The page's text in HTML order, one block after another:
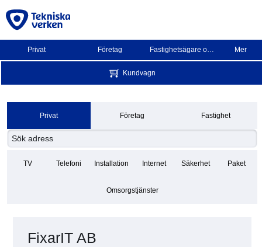
Privat Företag Fastighetsägare och BRF Mer
Kundvagn
Privat Företag Fastighet
TV Telefoni Installation Internet Säkerhet Paket
Omsorgstjänster
FixarIT AB